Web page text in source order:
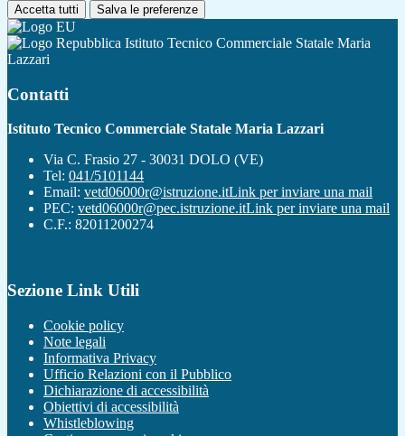
Accetta tutti Salva le preferenze
Istituto Tecnico Commerciale Statale Maria
Lazzari
Contatti
Istituto Tecnico Commerciale Statale Maria Lazzari
Via C. Frasio 27 - 30031 DOLO (VE)
Tel: 041/5101144
Email: vetd06000r@istruzione.itLink per inviare una mail
PEC: vetd06000r@pec.istruzione.itLink per inviare una mail
C.F.: 82011200274
Sezione Link Utili
Cookie policy
Note legali
Informativa Privacy
Ufficio Relazioni con il Pubblico
Dichiarazione di accessibilità
Obiettivi di accessibilità
Whistleblowing